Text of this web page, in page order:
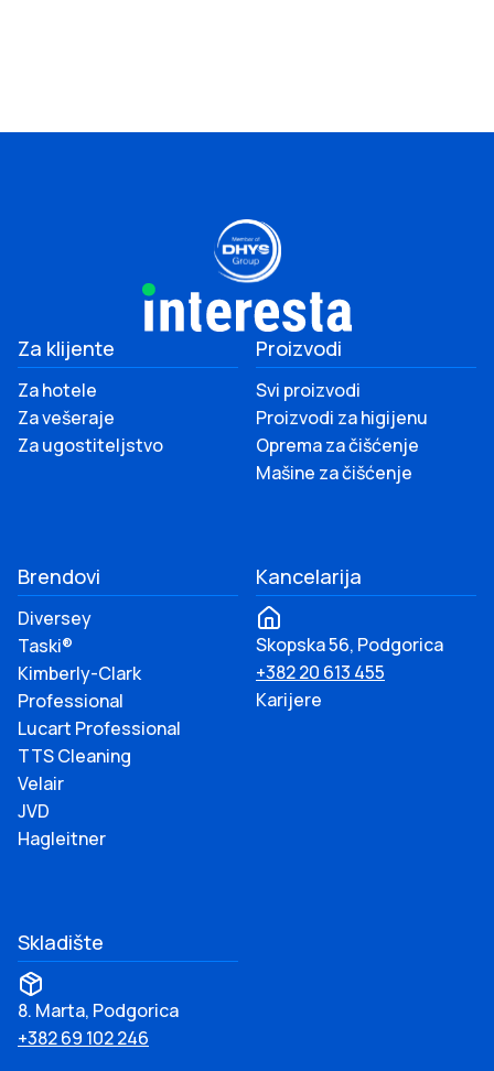
Za klijente
Za hotele
Za vešeraje
Za ugostiteljstvo
Proizvodi
Svi proizvodi
Proizvodi za higijenu
Oprema za čišćenje
Mašine za čišćenje
Brendovi
Diversey
Taski®
Kimberly-Clark
Professional
Lucart Professional
TTS Cleaning
Velair
JVD
Hagleitner
Kancelarija
Skopska 56, Podgorica
+382 20 613 455
Karijere
Skladište
8. Marta, Podgorica
+382 69 102 246